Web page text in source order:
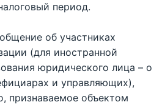
период.
об участниках
(для иностранной
юридического лица – о
и управляющих),
объектом